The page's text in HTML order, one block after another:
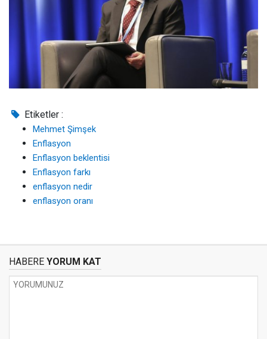
Etiketler :
Mehmet Şimşek
Enflasyon
Enflasyon beklentisi
Enflasyon farkı
enflasyon nedir
enflasyon oranı
HABERE YORUM KAT